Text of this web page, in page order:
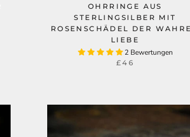
OHRRINGE AUS
STERLINGSILBER MIT
ROSENSCHÄDEL DER
LIEBE
2 Bewertungen
£46